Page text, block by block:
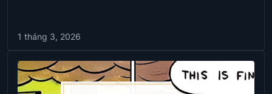
1 tháng 3, 2026